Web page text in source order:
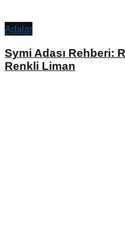
Adalar
Symi Adası Rehberi:
Renkli Liman